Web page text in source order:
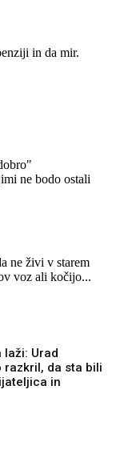
laži: Urad
razkril, da sta bili
in